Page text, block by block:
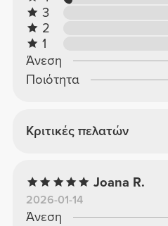
3
2
1
Άνεση
Ποιότητα
Κριτικές πελατών
Joana R.
2026-01-14
Άνεση